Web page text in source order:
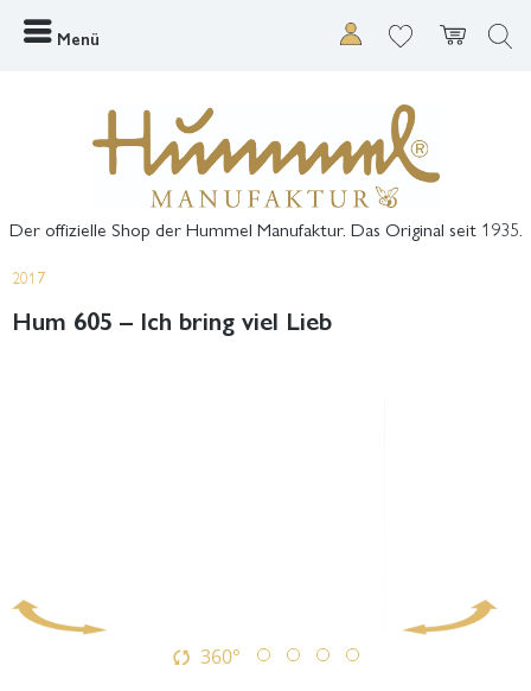
Menü
Der offizielle Shop der Hummel Manufaktur. Das Original seit 1935.
2017
Hum 605 – Ich bring viel Lieb
360°